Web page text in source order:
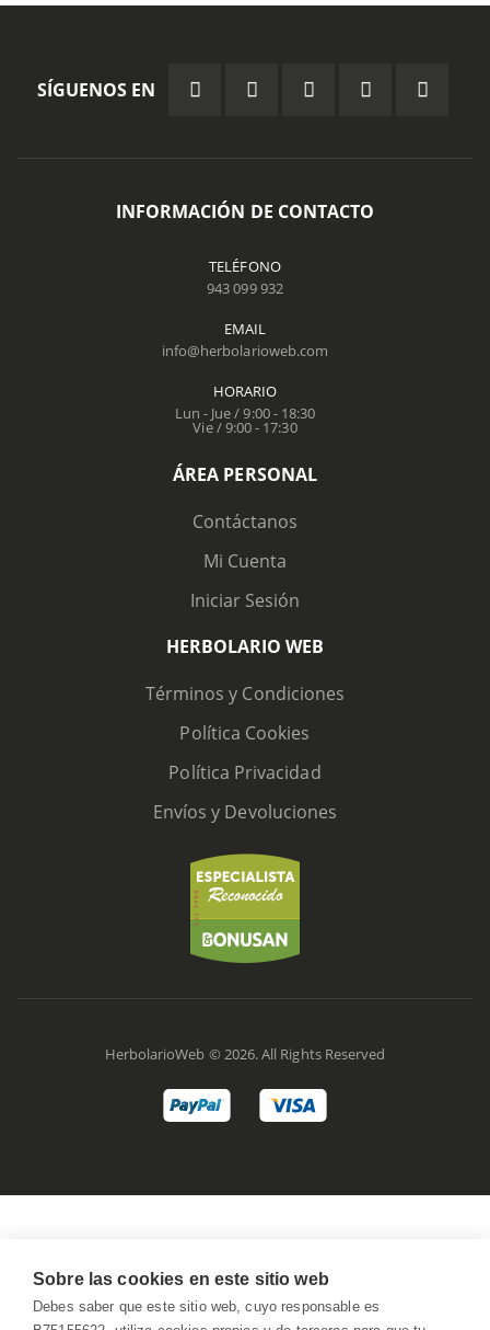
SÍGUENOS EN
INFORMACIÓN DE CONTACTO
TELÉFONO
943 099 932
EMAIL
info@herbolarioweb.com
HORARIO
Lun - Jue / 9:00 - 18:30
Vie / 9:00 - 17:30
ÁREA PERSONAL
Contáctanos
Mi Cuenta
Iniciar Sesión
HERBOLARIO WEB
Términos y Condiciones
Política Cookies
Política Privacidad
Envíos y Devoluciones
HerbolarioWeb © 2026. All Rights Reserved
Sobre las cookies en este sitio web
Debes saber que este sitio web, cuyo responsable es